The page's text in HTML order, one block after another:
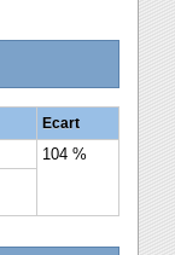
Ecart
104 %